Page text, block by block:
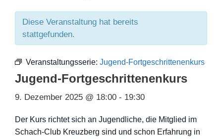
Diese Veranstaltung hat bereits
stattgefunden.
Veranstaltungsserie: Jugend-Fortgeschrittenenkurs
Jugend-Fortgeschrittenenkurs
9. Dezember 2025 @ 18:00 - 19:30
Der Kurs richtet sich an Jugendliche, die Mitglied im
Schach-Club Kreuzberg sind und schon Erfahrung in